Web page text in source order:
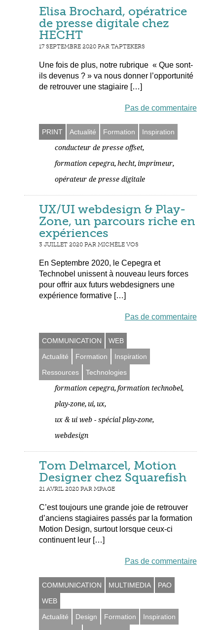
Elisa Brochard, opératrice
de presse digitale chez
HECHT
17 SEPTEMBRE 2020 PAR TAPTEKERS
Une fois de plus, notre rubrique « Que sont-
ils devenus ? » va nous donner l’opportunité
de retrouver une stagiaire […]
Pas de commentaire
PRINT Actualité Formation
Inspiration
conducteur de presse offset,
formation cepegra, hecht, imprimeur,
opérateur de presse digitale
UX/UI webdesign & Play-
Zone, un parcours riche en
expériences
3 JUILLET 2020 PAR MICHÈLE VOS
En Septembre 2020, le Cepegra et
Technobel unissent à nouveau leurs forces
pour offrir aux futurs webdesigners une
expérience formative […]
Pas de commentaire
COMMUNICATION
WEB
Actualité
Formation
Inspiration
Ressources
Technologies
formation cepegra, formation technobel,
play-zone, ui, ux,
ux & ui web - spécial play-zone,
webdesign
Tom Delmarcel, Motion
Designer chez Squarefish
21 AVRIL 2020 PAR MPAGE
C’est toujours une grande joie de retrouver
d’anciens stagiaires passés par la formation
Motion Design, surtout lorsque ceux-ci
continuent leur […]
Pas de commentaire
COMMUNICATION MULTIMEDIA
PAO
WEB
Actualité
Design Formation
Inspiration